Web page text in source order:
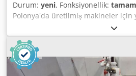
Durum: yeni, Fonksiyonellik:
Polonya'da üretilmiş makineler için
Andrychow, FUM Poreba, FAT
Jafo Jarocin, ZM Tarnow, FAMOT
Aidek Başta aşağıdaki modeller
menşeli torna tezgahları için yedek
35, TUJ 50, TUJ 63, TUJ 560, TUJ